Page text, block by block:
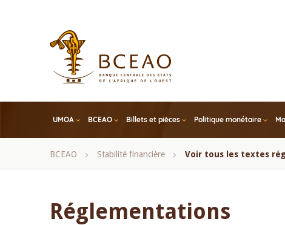
UMOA BCEAO Billets et pièces Politique monétaire
Fil
BCEAO Stabilité financière Voir tous les textes
Réglementations